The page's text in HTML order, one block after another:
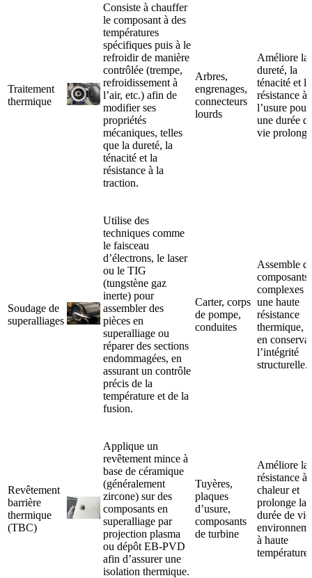
Traitement
thermique
Consiste à chauffer
le composant à des
températures
spécifiques puis à le
refroidir de manière
contrôlée (trempe,
refroidissement à
l’air, etc.) afin de
modifier ses
propriétés
mécaniques, telles
que la dureté, la
ténacité et la
résistance à la
traction.
Arbres,
engrenages,
connecteurs
lourds
Améliore la
dureté, la
ténacité et la
résistance à
l’usure pour
une durée
vie
Soudage de
superalliages
Utilise des
techniques comme
le faisceau
d’électrons, le laser
ou le TIG
(tungstène gaz
inerte) pour
assembler des
pièces en
superalliage ou
réparer des sections
endommagées, en
assurant un contrôle
précis de la
température et de la
fusion.
Carter, corps
de pompe,
conduites
Assemble
composants
complexes
une haute
résistance
thermique,
en
l’intégrité
structurelle.
Revêtement
barrière
thermique
(TBC)
Applique un
revêtement mince à
base de céramique
(généralement
zircone) sur des
composants en
superalliage par
projection plasma
ou dépôt EB-PVD
afin d’assurer une
isolation thermique.
Tuyères,
plaques
d’usure,
composants
de turbine
Améliore la
résistance à
chaleur et
prolonge la
durée de
à haute
température.